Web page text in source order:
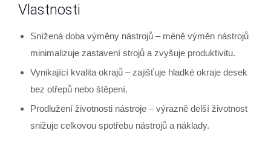
Vlastnosti
Snížená doba výměny nástrojů – méně výměn nástrojů
minimalizuje zastavení strojů a zvyšuje produktivitu.
Vynikající kvalita okrajů – zajišťuje hladké okraje desek
bez otřepů nebo štěpení.
Prodlužení životnosti nástroje – výrazně delší životnost
snižuje celkovou spotřebu nástrojů a náklady.